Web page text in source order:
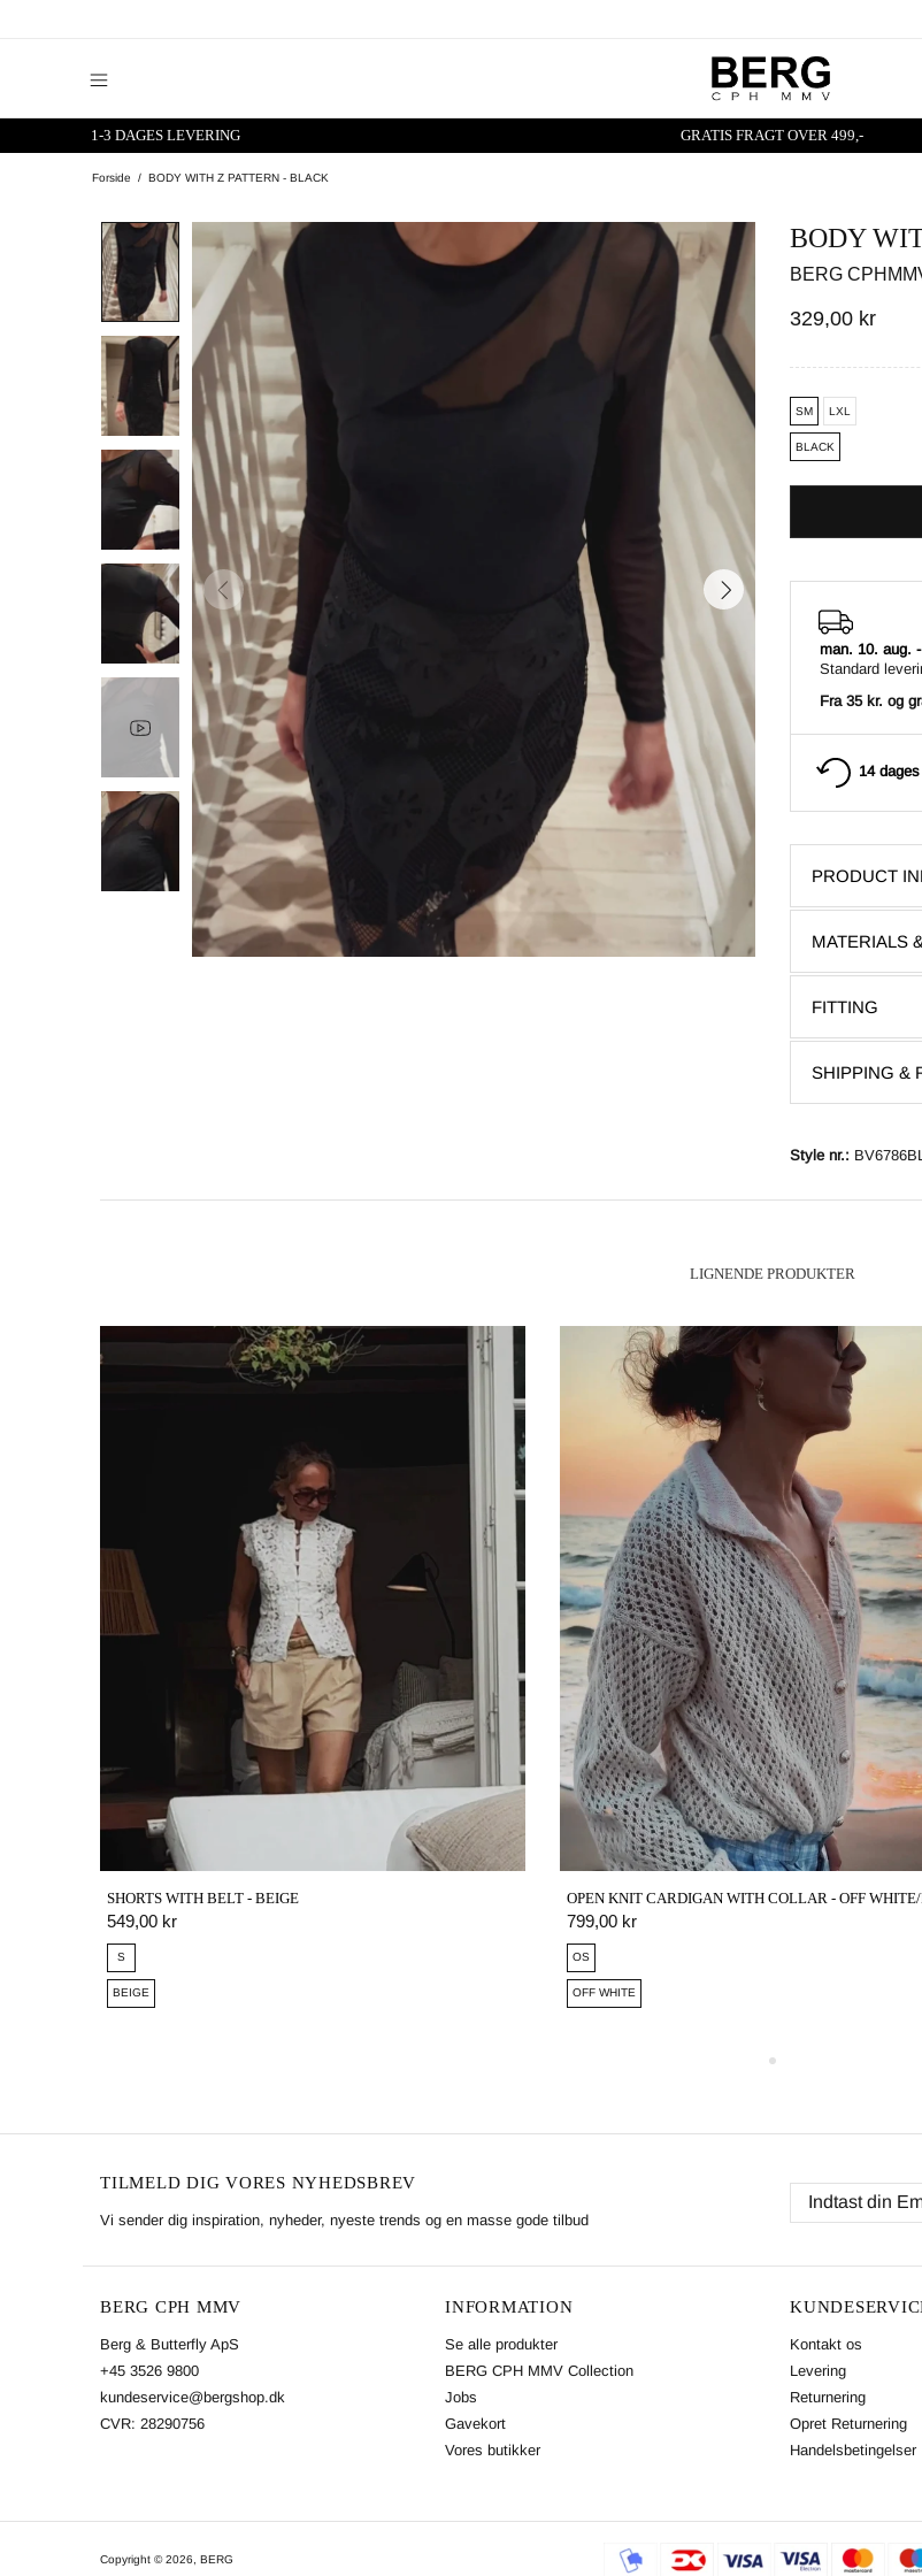
1-3 DAGES LEVERING GRATIS FRAGT OVER 499,-
Forside BODY WITH Z PATTERN - BLACK
BODY
BERG
329,00 kr
SM LXL
BLACK
man. 10. aug. -
Standard
Fra 35 kr. og
14
PRODUCT
MATERIALS
FITTING
SHIPPING &
Style nr.:
Lignende produkter
SHORTS WITH BELT - BEIGE
549,00 kr
S
BEIGE
QUICK
OPEN KNIT CARDIGAN WITH COLLAR - OFF
799,00 kr
OS
OFF WHITE
TILMELD DIG VORES NYHEDSBREV
Vi sender dig inspiration, nyheder, nyeste trends og en masse gode tilbud
BERG CPH MMV
Berg & Butterfly ApS
+45 3526 9800
kundeservice@bergshop.dk
CVR: 28290756
INFORMATION
Se alle produkter
BERG CPH MMV Collection
Jobs
Gavekort
Vores butikker
Kontakt os
Levering
Returnering
Opret Returnering
Handelsbetingelser
Copyright © 2026, BERG